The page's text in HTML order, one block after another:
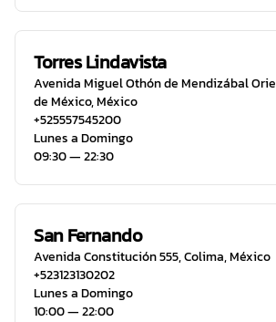
Torres Lindavista
Avenida Miguel Othón de Mendizábal
de México,México
+525557545200
Lunes a Domingo
09:30 ― 22:30
San Fernando
Avenida Constitución 555,Colima,México
+523123130202
Lunes a Domingo
10:00 ― 22:00